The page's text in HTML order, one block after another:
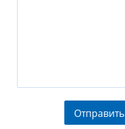
Отправить